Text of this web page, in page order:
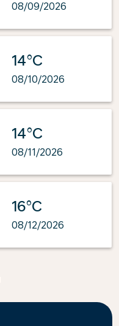
08/09/2026
14°C
08/10/2026
14°C
08/11/2026
16°C
08/12/2026